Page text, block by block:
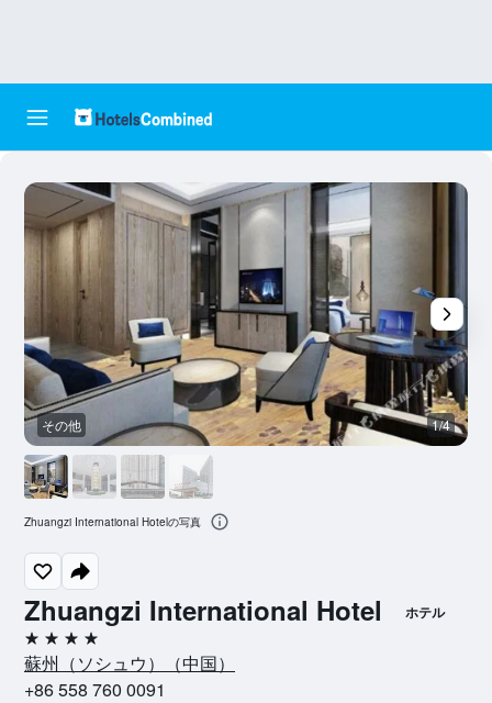
Zhuangzi International Hotel ホテル
4つ星
蘇州（ソシュウ）​（中国​）​
+86 558 760 0091
その他 1/4
Zhuangzi International Hotelの写真